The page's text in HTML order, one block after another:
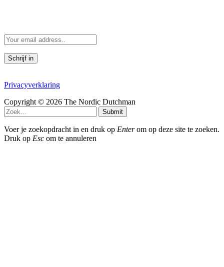
Privacyverklaring
Copyright © 2026 The Nordic Dutchman
Submit
Voer je zoekopdracht in en druk op Enterom op deze site te zoeken.
Druk op Esc om te annuleren